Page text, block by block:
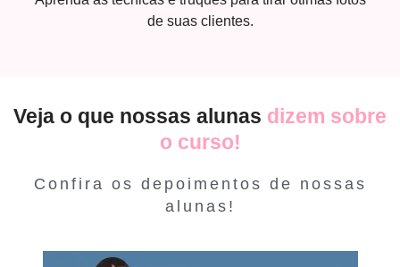
de suas clientes.
Veja o que nossas alunas dizem sobre
o curso!
Confira os depoimentos de nossas
alunas!